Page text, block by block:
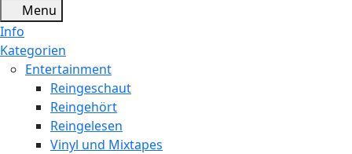
Menu
Info
Kategorien
Entertainment
Reingeschaut
Reingehört
Reingelesen
Vinyl und Mixtapes